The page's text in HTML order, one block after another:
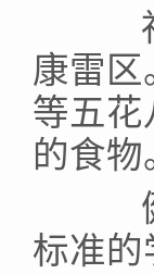
社
康雷
等五
的食物
健
标准